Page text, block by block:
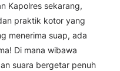
Kapolres sekarang,
praktik kotor yang
menerima suap, ada
Di mana wibawa
suara bergetar penuh